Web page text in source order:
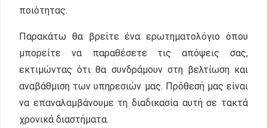
ποιότητας.
Παρακάτω θα βρείτε ένα ερωτηματολόγιο όπου
μπορείτε να παραθέσετε τις απόψεις σας,
εκτιμώντας ότι θα συνδράμουν στη βελτίωση και
αναβάθμιση των υπηρεσιών μας. Πρόθεσή μας είναι
να επαναλαμβάνουμε τη διαδικασία αυτή σε τακτά
χρονικά διαστήματα.